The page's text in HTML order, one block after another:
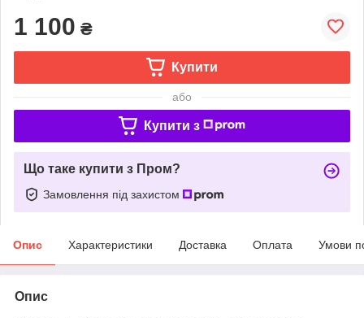
1 100 ₴
Купити
або
Купити з
Що таке купити з Пром?
Замовлення під захистом
Опис Характеристики Доставка Оплата Умови
Опис